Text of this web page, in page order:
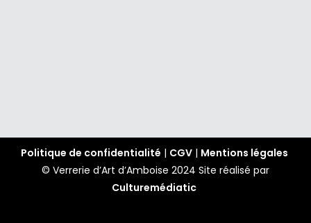
Politique de confidentialité | CGV | Mentions légales
© Verrerie d’Art d’Amboise 2024 Site réalisé par
Culturemédiatic